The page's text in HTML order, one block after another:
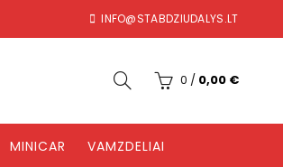
INFO@STABDZIUDALYS.LT
0 / 0,00 €
MINICAR VAMZDELIAI